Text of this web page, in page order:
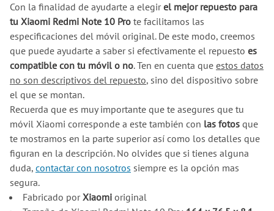
Con la finalidad de ayudarte a elegirel mejor repuesto para
tu Xiaomi Redmi Note 10 Pro te facilitamos las
especificaciones del móvil original. De este modo, creemos
que puede ayudarte a saber si efectivamente el repuesto es
compatible con tu móvil o no. Ten en cuenta que estos datos
no son descriptivos del repuesto, sino del dispositivo sobre
el que se montan.
Recuerda que es muy importante que te asegures que tu
móvil Xiaomi corresponde a este también con las fotos que
te mostramos en la parte superior así como los detalles que
figuran en la descripción. No olvides que si tienes alguna
duda, contactar con nosotros siempre es la opción mas
segura.
Fabricado porXiaomioriginal